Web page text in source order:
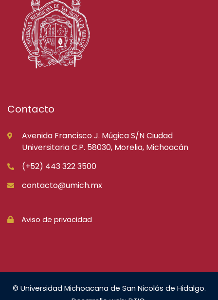
Contacto
Avenida Francisco J. Múgica S/N Ciudad
Universitaria C.P. 58030, Morelia, Michoacán
(+52) 443 322 3500
contacto@umich.mx
Aviso de privacidad
© Universidad Michoacana de San Nicolás de Hidalgo.